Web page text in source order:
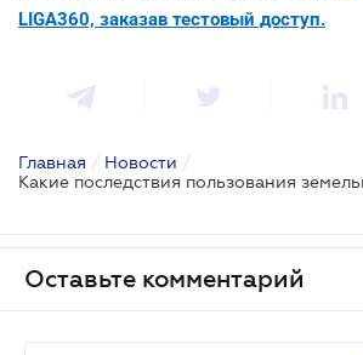
LIGA360, заказав тестовый доступ.
Главная / Новости /
Оставьте комментарий